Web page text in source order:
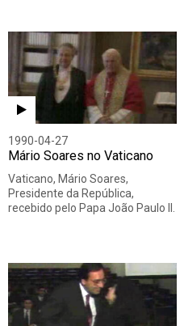
1990-04-27
Mário Soares no Vaticano
Vaticano, Mário Soares,
Presidente da República,
recebido pelo Papa João Paulo II.